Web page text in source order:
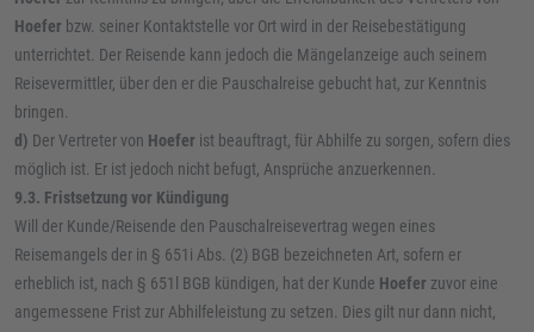
Hoefer bzw. seiner Kontaktstelle vor Ort wird in der Reisebestätigung
unterrichtet. Der Reisende kann jedoch die Mängelanzeige auch seinem
Reisevermittler, über den er die Pauschalreise gebucht hat, zur Kenntnis
bringen.
d) Der Vertreter von Hoefer ist beauftragt, für Abhilfe zu sorgen, sofern dies
möglich ist. Er ist jedoch nicht befugt, Ansprüche anzuerkennen.
9.3. Fristsetzung vor Kündigung
Will der Kunde/Reisende den Pauschalreisevertrag wegen eines
Reisemangels der in § 651i Abs. (2) BGB bezeichneten Art, sofern er
erheblich ist, nach § 651l BGB kündigen, hat der Kunde Hoefer zuvor eine
angemessene Frist zur Abhilfeleistung zu setzen. Dies gilt nur dann nicht,